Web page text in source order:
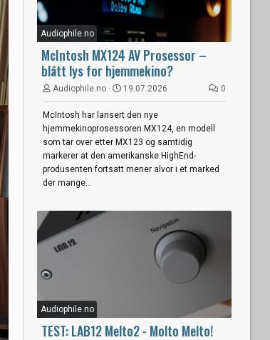
Audiophile.no
McIntosh MX124 AV Prosessor –
blått lys for hjemmekino?
Audiophile.no 19.07.2026 0
McIntosh har lansert den nye
hjemmekinoprosessoren MX124, en modell
som tar over etter MX123 og samtidig
markerer at den amerikanske HighEnd-
produsenten fortsatt mener alvor i et marked
der mange...
Audiophile.no
TEST: LAB12 Melto2 - Molto Melto!